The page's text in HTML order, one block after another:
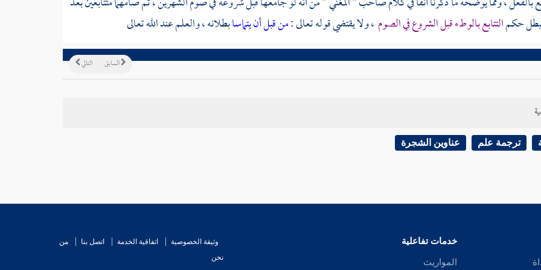
حكمالتتابع بالوطء قبل الشروع في الصوم ، ولا يقتضي قوله تعالى :من قبل أن يتماسابطلانه ، والعلم عند الله تعالى
التالي السابق
ترجمة علم عناوين الشجرة
خدمات تفاعلية
المواريث
وثيقة الخصوصية اتفاقية الخدمة اتصل بنا
من
نحن